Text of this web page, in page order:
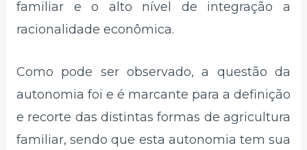
familiar e o alto nível de integração a
racionalidade econômica.
Como pode ser observado, a questão da
autonomia foi e é marcante para a definição
e recorte das distintas formas de agricultura
familiar, sendo que esta autonomia tem sua